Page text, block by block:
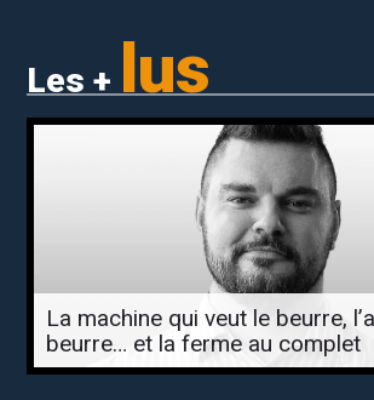
Les + lus
La machine qui veut le beurre,
beurre… et la ferme au complet